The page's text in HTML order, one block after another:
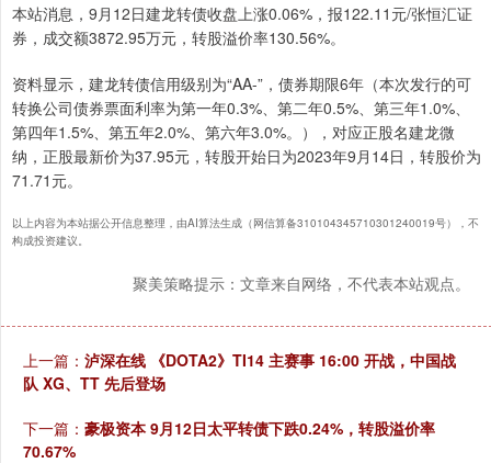
本站消息，9月12日建龙转债收盘上涨0.06%，报122.11元/张恒汇证
券，成交额3872.95万元，转股溢价率130.56%。
资料显示，建龙转债信用级别为“AA-”，债券期限6年（本次发行的可
转换公司债券票面利率为第一年0.3%、第二年0.5%、第三年1.0%、
第四年1.5%、第五年2.0%、第六年3.0%。），对应正股名建龙微
纳，正股最新价为37.95元，转股开始日为2023年9月14日，转股价为
71.71元。
以上内容为本站据公开信息整理，由AI算法生成（网信算备310104345710301240019号），不
构成投资建议。
聚美策略提示：文章来自网络，不代表本站观点。
上一篇： 泸深在线 《DOTA2》TI14 主赛事 16:00 开战，中国战
队 XG、TT 先后登场
下一篇： 豪极资本 9月12日太平转债下跌0.24%，转股溢价率
70.67%